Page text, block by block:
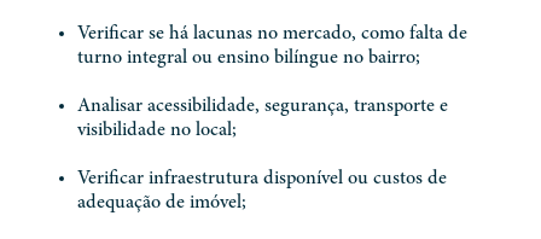
Verificar se há lacunas no mercado, como falta de
turno integral ou ensino bilíngue no bairro;
Analisar acessibilidade, segurança, transporte e
visibilidade no local;
Verificar infraestrutura disponível ou custos de
adequação de imóvel;